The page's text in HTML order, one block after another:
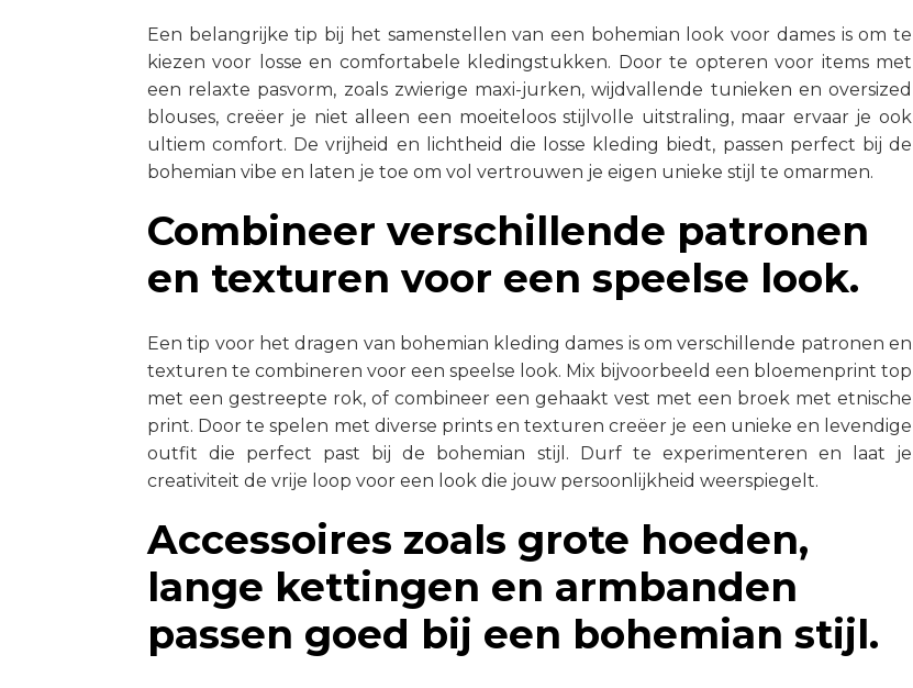
Een belangrijke tip bij het samenstellen van een bohemian look voor dames is om te
kiezen voor losse en comfortabele kledingstukken. Door te opteren voor items met
een relaxte pasvorm, zoals zwierige maxi-jurken, wijdvallende tunieken en oversized
blouses, creëer je niet alleen een moeiteloos stijlvolle uitstraling, maar ervaar je ook
ultiem comfort. De vrijheid en lichtheid die losse kleding biedt, passen perfect bij de
bohemian vibe en laten je toe om vol vertrouwen je eigen unieke stijl te omarmen.
Combineer verschillende patronen
en texturen voor een speelse look.
Een tip voor het dragen van bohemian kleding dames is om verschillende patronen en
texturen te combineren voor een speelse look. Mix bijvoorbeeld een bloemenprint top
met een gestreepte rok, of combineer een gehaakt vest met een broek met etnische
print. Door te spelen met diverse prints en texturen creëer je een unieke en levendige
outfit die perfect past bij de bohemian stijl. Durf te experimenteren en laat je
creativiteit de vrije loop voor een look die jouw persoonlijkheid weerspiegelt.
Accessoires zoals grote hoeden,
lange kettingen en armbanden
passen goed bij een bohemian stijl.